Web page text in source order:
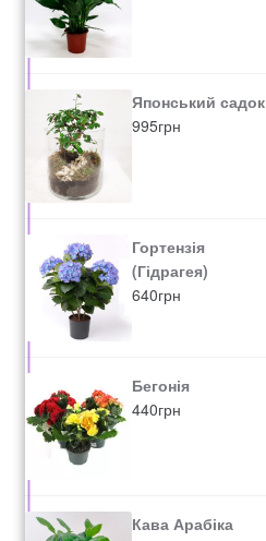
Японський садок
995грн
Гортензія
(Гідрагея)
640грн
Бегонія
440грн
Кава Арабіка